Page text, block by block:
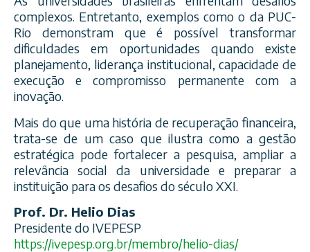
complexos. Entretanto, exemplos como o da PUC-
Rio demonstram que é possível transformar
dificuldades em oportunidades quando existe
planejamento, liderança institucional, capacidade de
execução e compromisso permanente com a
inovação.
Mais do que uma história de recuperação financeira,
trata-se de um caso que ilustra como a gestão
estratégica pode fortalecer a pesquisa, ampliar a
relevância social da universidade e preparar a
instituição para os desafios do século XXI.
Prof. Dr. Helio Dias
Presidente do IVEPESP
https://ivepesp.org.br/membro/helio-dias/